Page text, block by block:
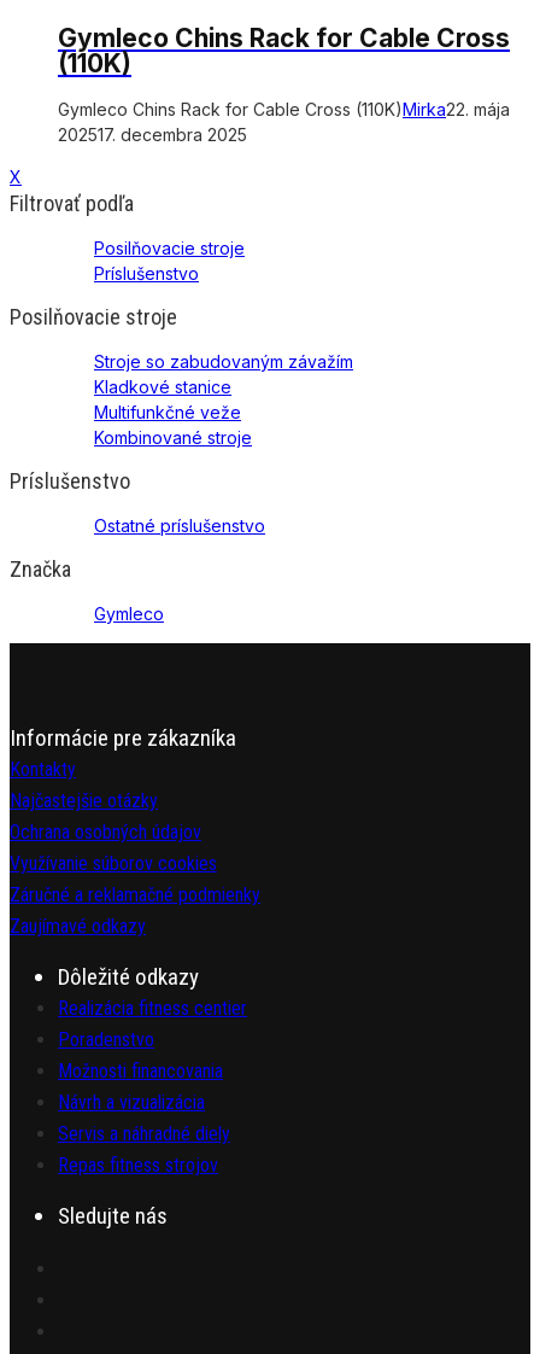
Gymleco Chins Rack for Cable Cross
(110K)
Gymleco Chins Rack for Cable Cross (110K)Mirka22. mája
202517. decembra 2025
X
Filtrovať podľa
Posilňovacie stroje
Príslušenstvo
Posilňovacie stroje
Stroje so zabudovaným závažím
Kladkové stanice
Multifunkčné veže
Kombinované stroje
Príslušenstvo
Ostatné príslušenstvo
Značka
Gymleco
Informácie pre zákazníka
Kontakty
Najčastejšie otázky
Ochrana osobných údajov
Využívanie súborov cookies
Záručné a reklamačné podmienky
Zaujímavé odkazy
Dôležité odkazy
Realizácia fitness centier
Poradenstvo
Možnosti financovania
Návrh a vizualizácia
Servis a náhradné diely
Repas fitness strojov
Sledujte nás